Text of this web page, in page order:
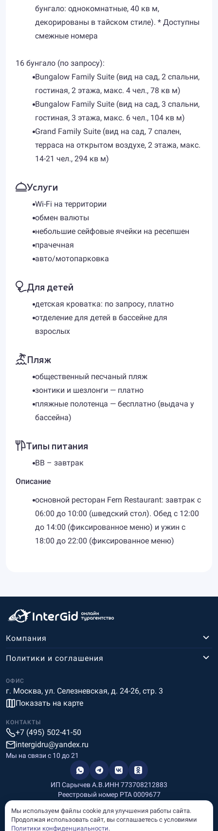
бунгало: однокомнатные, 40 кв м,
декорированы в тайском стиле). * Доступны
смежные номера
16 бунгало (по запросу):
Bungalow Family Suite (вид на сад, 2 спальни,
гостиная, 2 этажа, макс. 4 чел., 78 кв м)
Bungalow Family Suite (вид на сад, 3 спальни,
гостиная, 3 этажа, макс. 6 чел., 104 кв м)
Grand Family Suite (вид на сад, 7 спален,
терраса на открытом воздухе, 2 этажа, макс.
14-21 чел., 294 кв м)
Услуги
Wi-Fi на территории
обмен валюты
небольшие сейфовые ячейки на ресепшен
прачечная
авто/мотопарковка
Для детей
детская кроватка: по запросу, платно
отделение для детей в бассейне для
взрослых
Пляж
общественный песчаный пляж
зонтики и шезлонги — платно
пляжные полотенца — бесплатно (выдача у
бассейна)
Типы питания
BB – завтрак
Описание
основной ресторан Fern Restaurant: завтрак с
06:00 до 10:00 (шведский стол). Обед с 12:00
до 14:00 (фиксированное меню) и ужин с
18:00 до 22:00 (фиксированное меню)
Компания
ОФИС
г. Москва, ул. Селезневская, д. 24-26, стр. 3
Показать на карте
Политики и соглашения
КОНТАКТЫ
+7 (495) 502-41-50
intergidru@yandex.ru
Мы на связи c 10 до 21
ИП Сарычев А.В.ИНН 773708212883
Реестровый номер РТА 0009677
Информация, размещённая на сайте, носит информационный
характер и не является рекламой и публичной офертой.
Мы используем файлы cookie для улучшения работы сайта.
Продолжая использовать сайт, вы соглашаетесь с условиями
Политики конфиденциальности.